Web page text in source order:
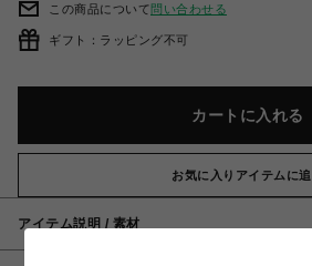
この商品について問い合わせる
ギフト：ラッピング不可
カートに入れる
お気に入りアイテムに
アイテム説明 / 素材